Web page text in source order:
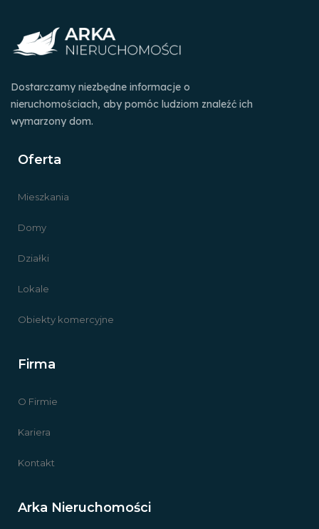
Dostarczamy niezbędne informacje o
nieruchomościach, aby pomóc ludziom znaleźć ich
wymarzony dom.
Oferta
Mieszkania
Domy
Działki
Lokale
Obiekty komercyjne
Firma
O Firmie
Kariera
Kontakt
Arka Nieruchomości